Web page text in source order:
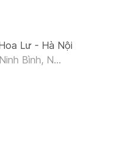
Lư - Hà Nội
Bình, N...